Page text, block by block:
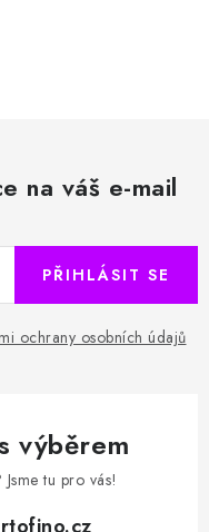
na váš e-mail
ochrany osobních údajů
PŘIHLÁSIT SE
výběrem
tu pro vás!